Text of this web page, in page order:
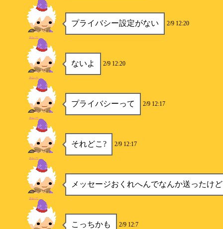
プライバシー設定がない 2/9 12:20
カレー
ないよ 2/9 12:20
カレー
プライバシーって 2/9 12:17
カレー
それどこ? 2/9 12:17
カレー
メッセージおくれへんでなんか送ったけ
カレー
こっちかも 2/9 12:7